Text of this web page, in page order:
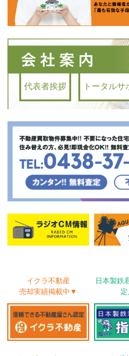
代表者挨拶 トータルサ
イクラ不動産
売却実績掲載中▼
日本製鉄